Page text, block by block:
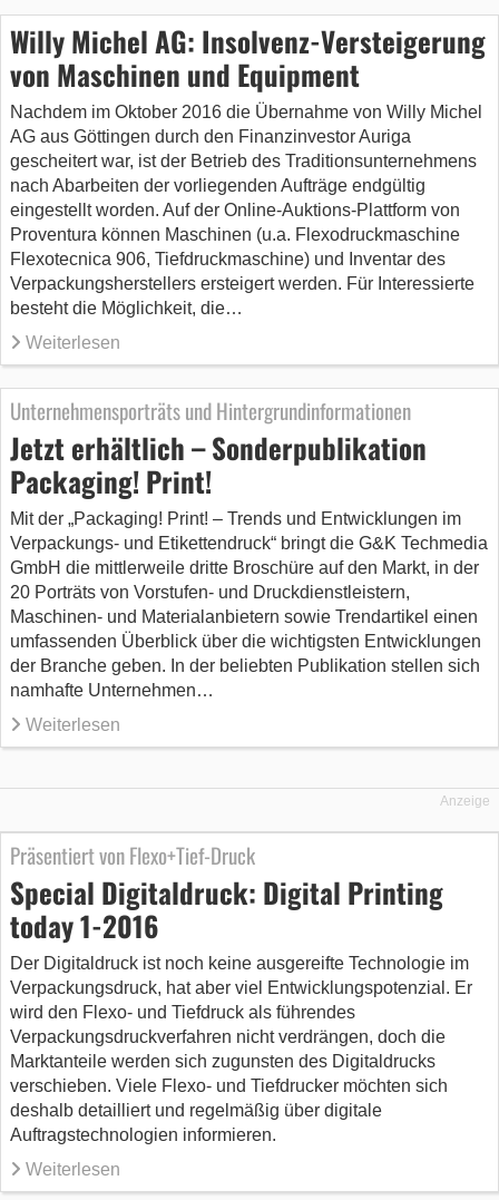
Willy Michel AG: Insolvenz-Versteigerung
von Maschinen und Equipment
Nachdem im Oktober 2016 die Übernahme von Willy Michel
AG aus Göttingen durch den Finanzinvestor Auriga
gescheitert war, ist der Betrieb des Traditionsunternehmens
nach Abarbeiten der vorliegenden Aufträge endgültig
eingestellt worden. Auf der Online-Auktions-Plattform von
Proventura können Maschinen (u.a. Flexodruckmaschine
Flexotecnica 906, Tiefdruckmaschine) und Inventar des
Verpackungsherstellers ersteigert werden. Für Interessierte
besteht die Möglichkeit, die…
Weiterlesen
Unternehmensporträts und Hintergrundinformationen
Jetzt erhältlich – Sonderpublikation
Packaging! Print!
Mit der „Packaging! Print! – Trends und Entwicklungen im
Verpackungs- und Etikettendruck“ bringt die G&K Techmedia
GmbH die mittlerweile dritte Broschüre auf den Markt, in der
20 Porträts von Vorstufen- und Druckdienstleistern,
Maschinen- und Materialanbietern sowie Trendartikel einen
umfassenden Überblick über die wichtigsten Entwicklungen
der Branche geben. In der beliebten Publikation stellen sich
namhafte Unternehmen…
Weiterlesen
Anzeige
Präsentiert von Flexo+Tief-Druck
Special Digitaldruck: Digital Printing
today 1-2016
Der Digitaldruck ist noch keine ausgereifte Technologie im
Verpackungsdruck, hat aber viel Entwicklungspotenzial. Er
wird den Flexo- und Tiefdruck als führendes
Verpackungsdruckverfahren nicht verdrängen, doch die
Marktanteile werden sich zugunsten des Digitaldrucks
verschieben. Viele Flexo- und Tiefdrucker möchten sich
deshalb detailliert und regelmäßig über digitale
Auftragstechnologien informieren.
Weiterlesen